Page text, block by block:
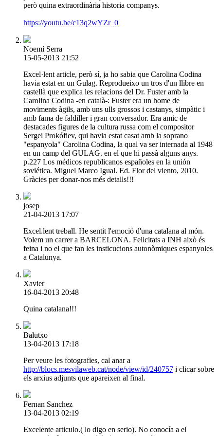
però quina extraordinària historia companys.
https://youtu.be/c13q2wYZr_0
Noemí Serra
15-05-2013 21:52
Excel·lent article, però sí, ja ho sabia que Carolina Codina
havia estat en un Gulag. Reprodueixo un tros d'un llibre en
castellà que explica les relacions del Dr. Fuster amb la
Carolina Codina -en català-: Fuster era un home de
moviments àgils, amb uns ulls grossos i castanys, simpàtic i
amb fama de faldiller i gran conversador. Era amic de
destacades figures de la cultura russa com el compositor
Sergei Prokófiev, qui havia estat casat amb la soprano
"espanyola" Carolina Codina, la qual va ser internada al 1948
en un camp del GULAG. en el que hi passà alguns anys.
p.227 Los médicos republicanos españoles en la unión
soviética. Miguel Marco Igual. Ed. Flor del viento, 2010.
Gràcies per donar-nos més detalls!!!
josep
21-04-2013 17:07
Excel.lent treball. He sentit l'emoció d'una catalana al món.
Volem un carrer a BARCELONA. Felicitats a INH això és
feina i no el que fan les insticucions autonòmiques espanyoles
a Catalunya.
Xavier
16-04-2013 20:48
Quina catalana!!!
Balutxo
13-04-2013 17:18
Per veure les fotografies, cal anar a
http://blocs.mesvilaweb.cat/node/view/id/240757 i clicar sobre
els arxius adjunts que apareixen al final.
Fernan Sanchez
13-04-2013 02:19
Excelente articulo.( lo digo en serio). No conocía a el